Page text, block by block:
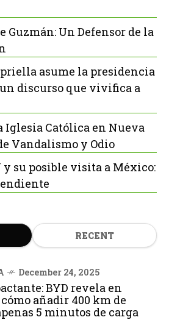
Guzmán: Un Defensor de la
asume la presidencia
discurso que vivifica a
Iglesia Católica en Nueva
Vandalismo y Odio
y su posible visita a México:
RECENT
December 24, 2025
BYD revela en
añadir 400 km de
5 minutos de carga